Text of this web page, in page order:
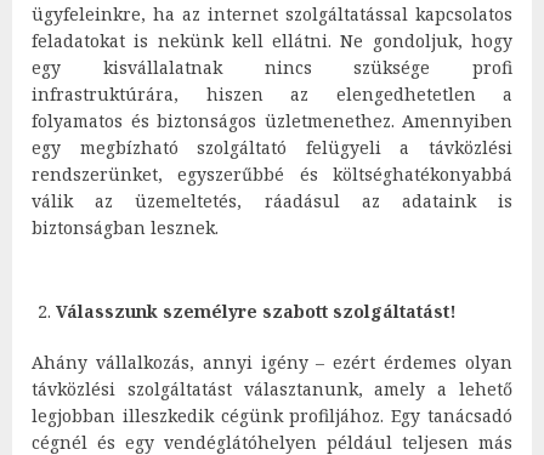
ügyfeleinkre, ha az internet szolgáltatással kapcsolatos
feladatokat is nekünk kell ellátni. Ne gondoljuk, hogy
egy kisvállalatnak nincs szüksége profi
infrastruktúrára, hiszen az elengedhetetlen a
folyamatos és biztonságos üzletmenethez. Amennyiben
egy megbízható szolgáltató felügyeli a távközlési
rendszerünket, egyszerűbbé és költséghatékonyabbá
válik az üzemeltetés, ráadásul az adataink is
biztonságban lesznek.
Válasszunk személyre szabott szolgáltatást!
Ahány vállalkozás, annyi igény – ezért érdemes olyan
távközlési szolgáltatást választanunk, amely a lehető
legjobban illeszkedik cégünk profiljához. Egy tanácsadó
cégnél és egy vendéglátóhelyen például teljesen más